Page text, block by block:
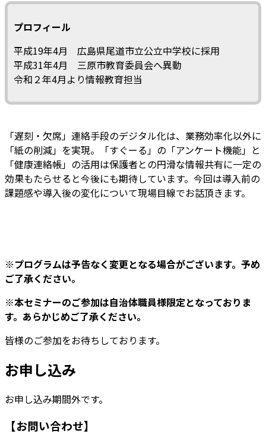
プロフィール
平成19年4月 広島県尾道市立公立中学校に採用
平成31年4月 三原市教育委員会へ異動
令和２年4月より情報教育担当
「遅刻・欠席」連絡手段のデジタル化は、業務効率化以外に
「紙の削減」を実現。「すぐーる」の「アンケート機能」と
「健康連絡帳」の活用は保護者との円滑な情報共有に一定の
効果もたらせると今後にも期待しています。今回は導入前の
課題感や導入後の変化について現場目線でお話頂きます。
※プログラムは予告なく変更となる場合がございます。予め
ご了承ください。
※本セミナーのご参加は自治体職員様限定となっておりま
す。あらかじめご了承ください。
皆様のご参加をお待ちしております。
お申し込み
お申し込み期間外です。
【お問い合わせ】